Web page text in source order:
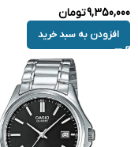
9,350,000تومان
افزودن به سبد خرید